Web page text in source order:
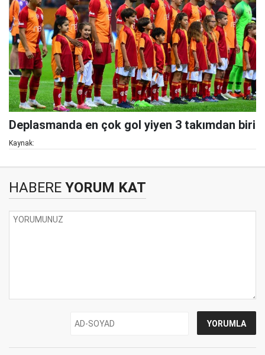
Deplasmanda en çok gol yiyen 3 takımdan biri
Kaynak:
HABERE YORUM KAT